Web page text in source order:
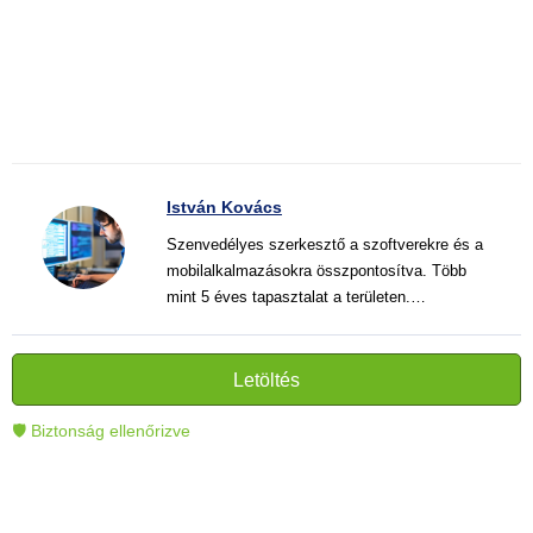
István Kovács
Szenvedélyes szerkesztő a szoftverekre és a
mobilalkalmazásokra összpontosítva. Több
mint 5 éves tapasztalat a területen.
és informatív szövegek alkotója, amelyek
segítik az olvasókat a modern technológia jobb
megértésében és használatában.
Letöltés
🛡 Biztonság ellenőrizve